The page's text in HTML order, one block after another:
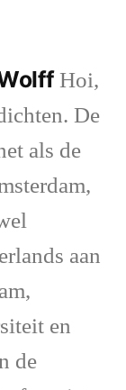
Hoi,
De
als de
aan
en
de